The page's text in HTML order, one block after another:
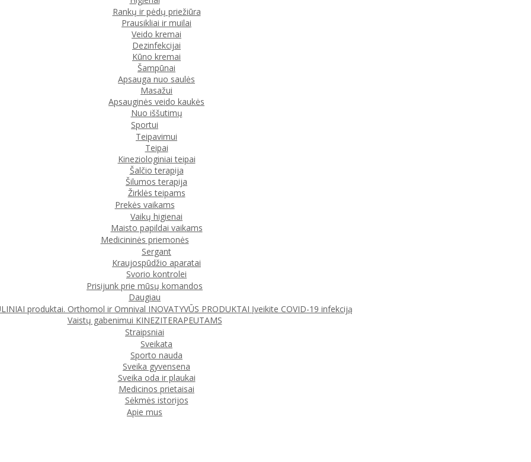
Rankų ir pėdų priežiūra
Prausikliai ir muilai
Veido kremai
Dezinfekcijai
Kūno kremai
Šampūnai
Apsauga nuo saulės
Masažui
Apsauginės veido kaukės
Nuo iššutimų
Sportui
Teipavimui
Teipai
Kineziologiniai teipai
Šalčio terapija
Šilumos terapija
Žirklės teipams
Prekės vaikams
Vaikų higienai
Maisto papildai vaikams
Medicininės priemonės
Sergant
Kraujospūdžio aparatai
Svorio kontrolei
Prisijunk prie mūsų komandos
Daugiau
produktai. Orthomol ir Omnival INOVATYVŪS PRODUKTAI Įveikite COVID-19 infekciją
Vaistų gabenimui KINEZITERAPEUTAMS
Straipsniai
Sveikata
Sporto nauda
Sveika gyvensena
Sveika oda ir plaukai
Medicinos prietaisai
Sėkmės istorijos
Apie mus